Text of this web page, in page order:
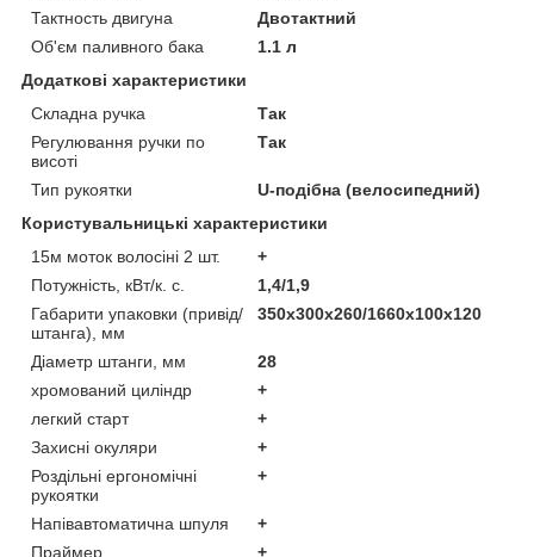
Тактность двигуна
Двотактний
Об'єм паливного бака
1.1 л
Додаткові характеристики
Складна ручка
Так
Регулювання ручки по
висоті
Так
Тип рукоятки
U-подібна (велосипедний)
Користувальницькі характеристики
15м моток волосіні 2 шт.
+
Потужність, кВт/к. с.
1,4/1,9
Габарити упаковки (привід/
штанга), мм
350х300х260/1660х100х120
Діаметр штанги, мм
28
хромований циліндр
+
легкий старт
+
Захисні окуляри
+
Роздільні ергономічні
рукоятки
+
Напівавтоматична шпуля
+
Праймер
+